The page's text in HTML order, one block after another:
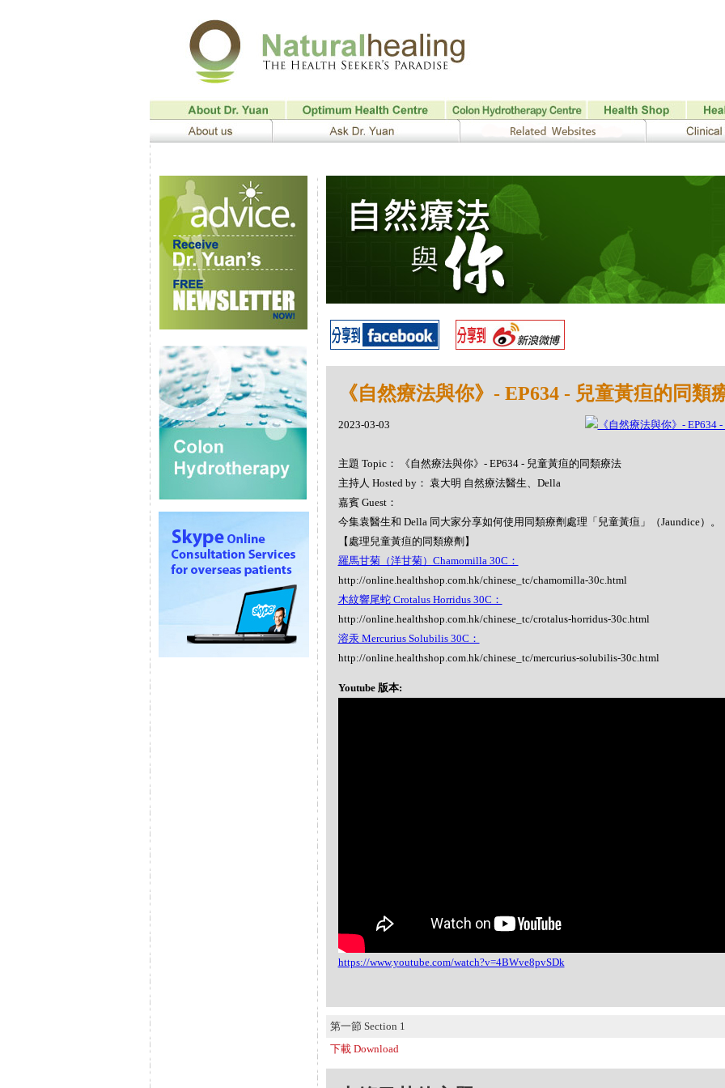
《自然療法與你》- EP634 - 兒童黃疸的同類
2023-03-03
主題 Topic： 《自然療法與你》- EP634 - 兒童黃疸的同類療法
主持人 Hosted by： 袁大明 自然療法醫生、Della
嘉賓 Guest：
今集袁醫生和 Della 同大家分享如何使用同類療劑處理「兒童黃疸」（Jaundice）。
【處理兒童黃疸的同類療劑】
羅馬甘菊（洋甘菊）Chamomilla 30C：
http://online.healthshop.com.hk/chinese_tc/chamomilla-30c.html
木紋響尾蛇 Crotalus Horridus 30C：
http://online.healthshop.com.hk/chinese_tc/crotalus-horridus-30c.html
溶汞 Mercurius Solubilis 30C：
http://online.healthshop.com.hk/chinese_tc/mercurius-solubilis-30c.html
Youtube 版本:
https://www.youtube.com/watch?v=4BWve8pvSDk
第一節 Section 1
下載 Download